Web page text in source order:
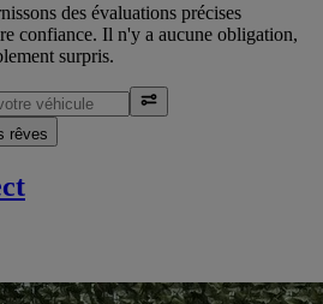
des évaluations précises
confiance. Il n'y a aucune obligation,
surpris.
rêves